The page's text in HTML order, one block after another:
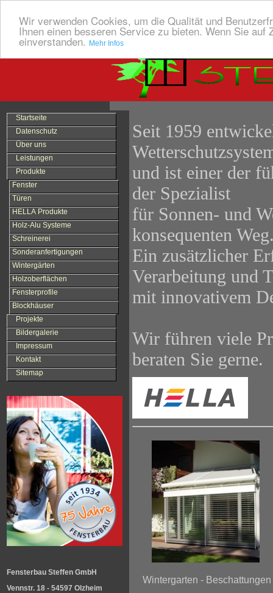
Wir verwenden Cookies, um die Qualität und
Ihnen einen besseren Service zu bieten. Wenn Sie
einverstanden. Mehr Infos
Startseite
Datenschutz
Über uns
Leistungen
Produkte
Fenster
Türen
HELLA Produkte
Holz-Alu Systeme
Schreinerei
Sonderanfertigungen
Wintergärten
Holzoberflächen
Fensterprofile
Blockhäuser
Projekte
Bildergalerie
Impressum
Kontakt
Sitemap
Fensterbau Steffen GmbH
Vennstr. 18 - 54597 Olzheim
Seit 1959
und ist einer der
der Spezialist
für Sonnen- und
konsequenten
Ein zusätzlicher
Verarbeitung und
mit innovativem
Wir führen viele
beraten Sie gerne.
Wintergarten - Beschattungen